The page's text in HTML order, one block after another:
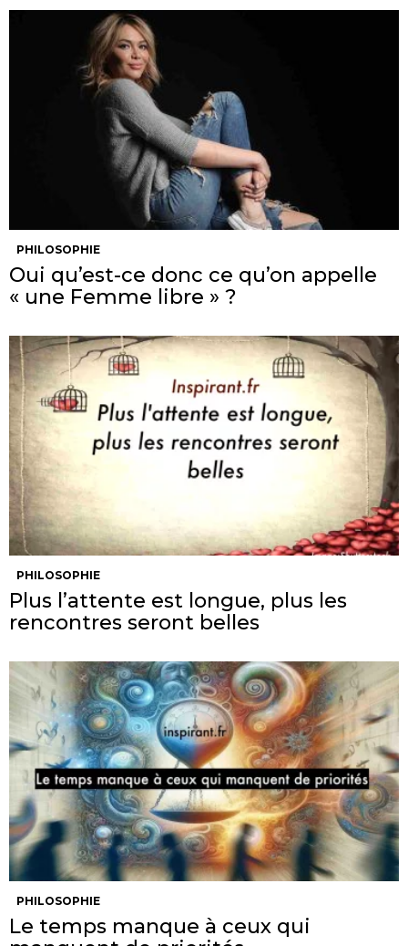
PHILOSOPHIE
Oui qu’est-ce donc ce qu’on appelle
« une Femme libre » ?
PHILOSOPHIE
Plus l’attente est longue, plus les
rencontres seront belles
PHILOSOPHIE
Le temps manque à ceux qui